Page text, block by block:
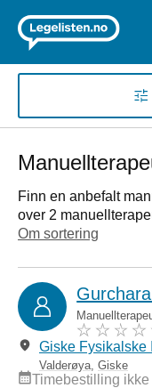
Finn en anbefalt
over 2
Om sortering
Giske Fysikalske
Valderøya Giske
Timebestilling